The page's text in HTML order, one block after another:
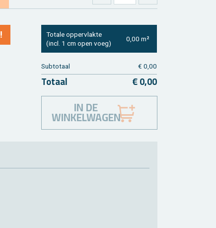
To­ta­le op­per­vlak­te
(incl. 1 cm open voeg)
0,00 m²
Sub­to­taal € 0,00
To­taal € 0,00
IN DE
WINKELWAGEN